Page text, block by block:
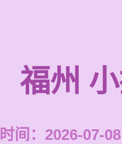
福州
时间：2026-07-